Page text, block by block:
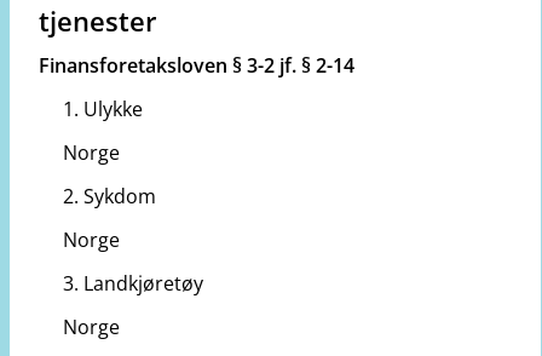
tjenester
Finansforetaksloven § 3-2 jf. § 2-14
1. Ulykke
Norge
2. Sykdom
Norge
3. Landkjøretøy
Norge